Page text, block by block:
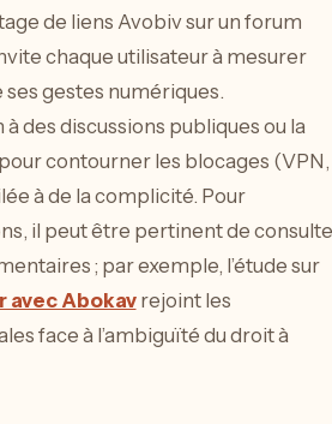
de liens Avobiv sur un forum
chaque utilisateur à mesurer
gestes numériques.
des discussions publiques ou la
contourner les blocages (VPN,
à de la complicité. Pour
il peut être pertinent de
; par exemple, l’étude sur
avec Abokavrejoint les
face à l’ambiguïté du droit à